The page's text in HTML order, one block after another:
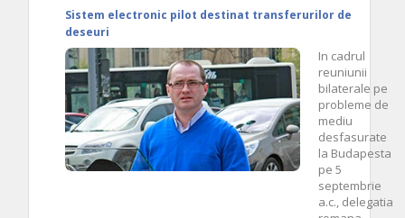
Sistem electronic pilot destinat transferurilor de
deseuri
In cadrul
reuniunii
bilaterale pe
probleme de
mediu
desfasurate
la Budapesta
pe 5
septembrie
a.c., delegatia